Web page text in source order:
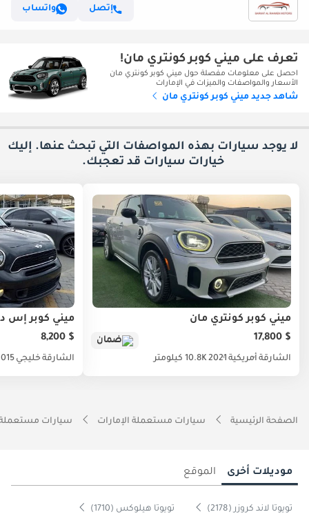
إتصل واتساب
تعرف على ميني كوبر كونتري مان!
احصل على معلومات مفصلة حول ميني كوبر كونتري مان
الأسعار والمواصفات والميزات في الإمارات
شاهد جديد ميني كوبر كونتري مان
لا يوجد سيارات بهذه المواصفات التي تبحث عنها. إليك
خيارات سيارات قد تعجبك.
ميني كوبر كونتري مان
$ 17,800
ضمان
الشارقة أمريكية 202110.8K كيلومتر
ميني كوبر إس
$ 8,200
الشارقة خليجي
الصفحة الرئيسية سيارات مستعملة الإمارات سيارات
موديلات أخرى الموقع
تويوتا لاند كروزر (2178) تويوتا هيلوكس (1710)